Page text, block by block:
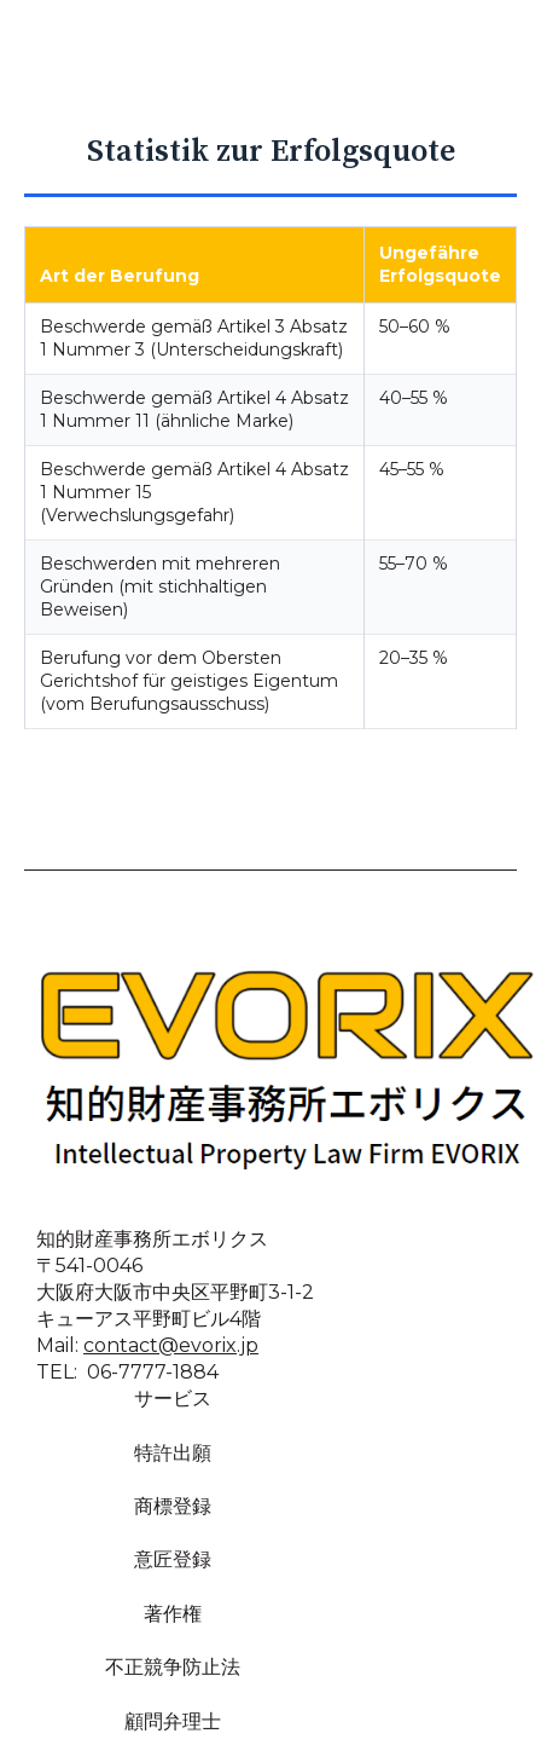
Statistik zur Erfolgsquote
Art der Berufung
Ungefähre
Erfolgsquote
Beschwerde gemäß Artikel 3 Absatz
1 Nummer 3 (Unterscheidungskraft)
50–60 %
Beschwerde gemäß Artikel 4 Absatz
1 Nummer 11 (ähnliche Marke)
40–55 %
Beschwerde gemäß Artikel 4 Absatz
1 Nummer 15
(Verwechslungsgefahr)
45–55 %
Beschwerden mit mehreren
Gründen (mit stichhaltigen
Beweisen)
55–70 %
Berufung vor dem Obersten
Gerichtshof für geistiges Eigentum
(vom Berufungsausschuss)
20–35 %
知的財産事務所エボリクス
〒541-0046
大阪府大阪市中央区平野町3-1-2
キューアス平野町ビル4階
Mail: contact@evorix.jp
TEL: 06-7777-1884
サービス
特許出願
商標登録
意匠登録
著作権
不正競争防止法
顧問弁理士